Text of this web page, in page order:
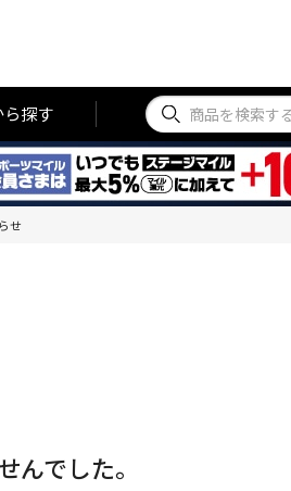
ら探す
せ
でした。